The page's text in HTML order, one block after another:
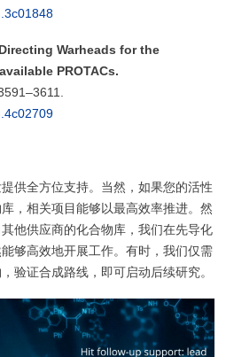
Warheads for the
PROTACs.
供全方位支持。当然，如果您的活性
，相关项目能够以最高效率推进。然
他供应商的化合物库，我们在先导化
够高效地开展工作。有时，我们仅需
验证合成路线，即可启动后续研究。